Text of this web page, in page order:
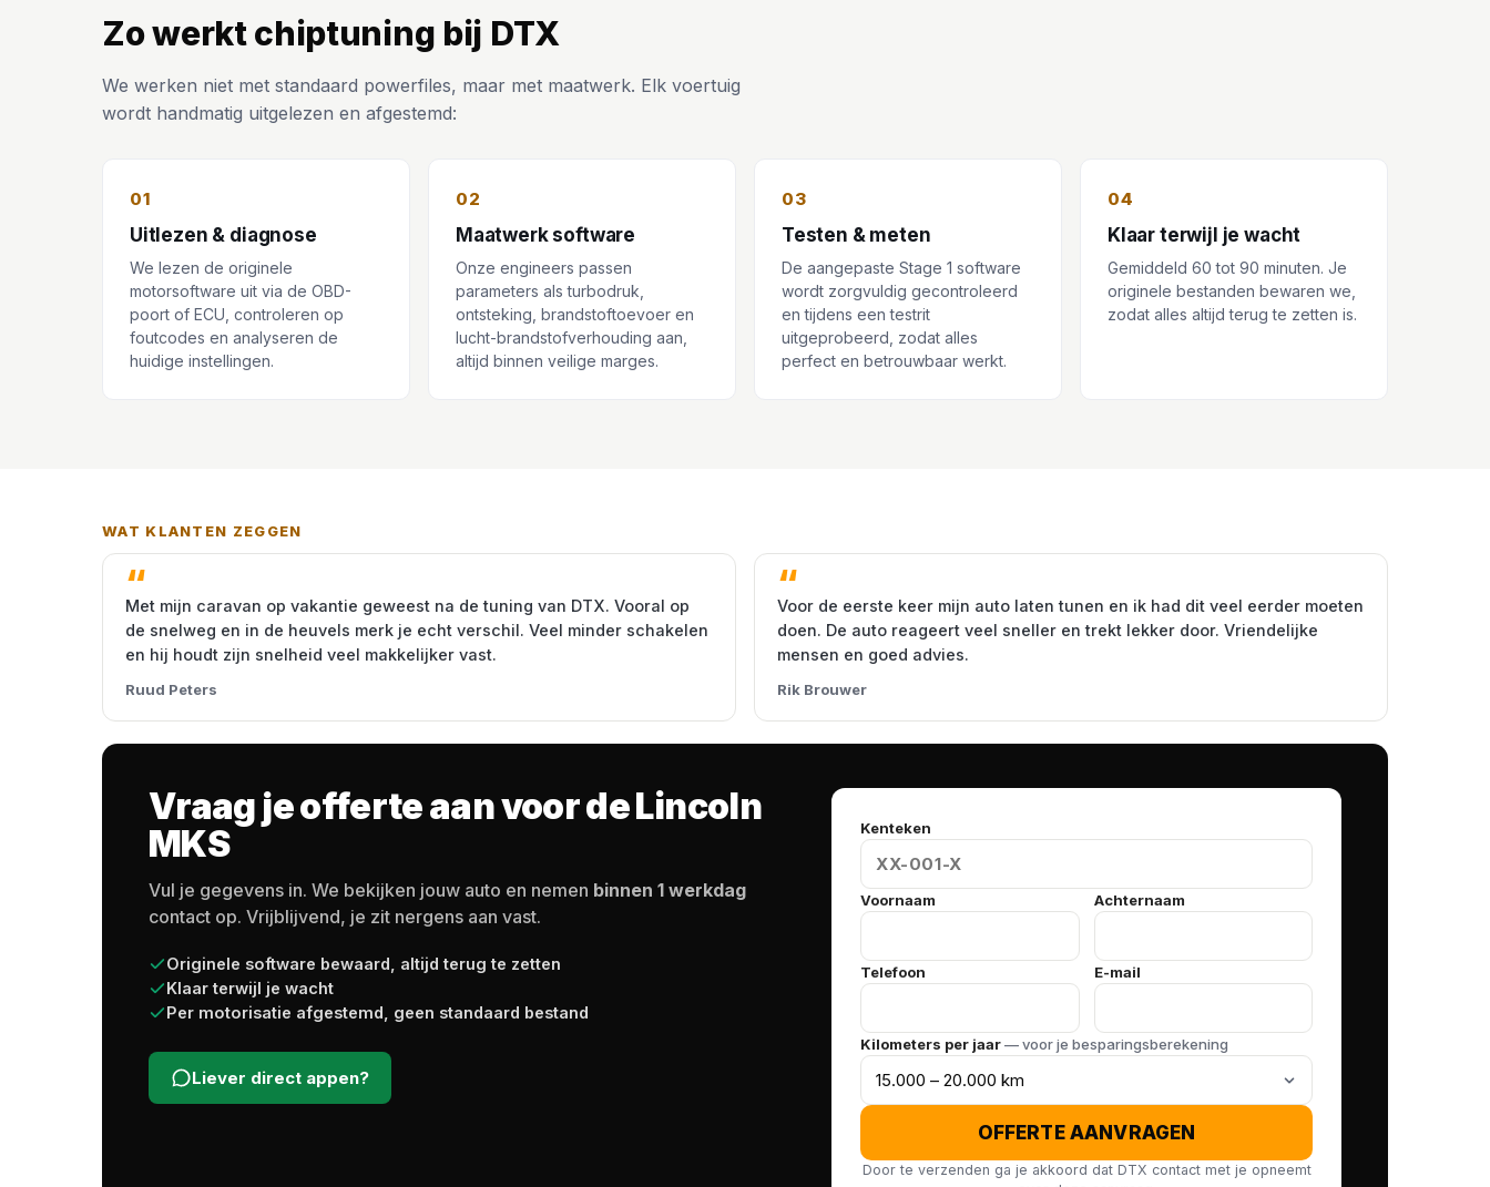
Zo werkt chiptuning bij DTX
We werken niet met standaard powerfiles, maar met maatwerk. Elk voertuig
wordt handmatig uitgelezen en afgestemd:
01
Uitlezen & diagnose
We lezen de originele
motorsoftware uit via de OBD-
poort of ECU, controleren op
foutcodes en analyseren de
huidige instellingen.
02
Maatwerk software
Onze engineers passen
parameters als turbodruk,
ontsteking, brandstoftoevoer en
lucht-brandstofverhouding aan,
altijd binnen veilige marges.
03
Testen & meten
De aangepaste Stage 1 software
wordt zorgvuldig gecontroleerd
en tijdens een testrit
uitgeprobeerd, zodat alles
perfect en betrouwbaar werkt.
04
Klaar terwijl je wacht
Gemiddeld 60 tot 90 minuten. Je
originele bestanden bewaren we,
zodat alles altijd terug te zetten is.
WAT KLANTEN ZEGGEN
Met mijn caravan op vakantie geweest na de tuning van DTX. Vooral op
de snelweg en in de heuvels merk je echt verschil. Veel minder schakelen
en hij houdt zijn snelheid veel makkelijker vast.
Ruud Peters
Voor de eerste keer mijn auto laten tunen en ik had dit veel eerder moeten
doen. De auto reageert veel sneller en trekt lekker door. Vriendelijke
mensen en goed advies.
Rik Brouwer
Vraag je offerte aan voor de Lincoln
MKS
Vul je gegevens in. We bekijken jouw auto en nemen binnen 1 werkdag
contact op. Vrijblijvend, je zit nergens aan vast.
Originele software bewaard, altijd terug te zetten
Klaar terwijl je wacht
Per motorisatie afgestemd, geen standaard bestand
Liever direct appen?
Kenteken
Voornaam Achternaam
Telefoon E-mail
Kilometers per jaar— voor je besparingsberekening
OFFERTE AANVRAGEN
Door te verzenden ga je akkoord dat DTX contact met je opneemt